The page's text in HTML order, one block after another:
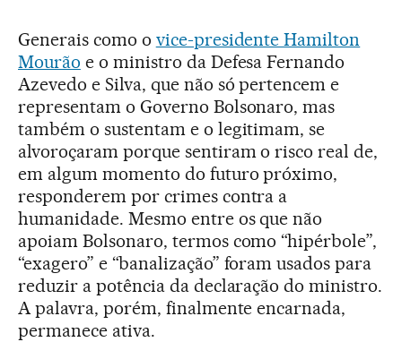
Generais como o vice-presidente Hamilton
Mourão e o ministro da Defesa Fernando
Azevedo e Silva, que não só pertencem e
representam o Governo Bolsonaro, mas
também o sustentam e o legitimam, se
alvoroçaram porque sentiram o risco real de,
em algum momento do futuro próximo,
responderem por crimes contra a
humanidade. Mesmo entre os que não
apoiam Bolsonaro, termos como “hipérbole”,
“exagero” e “banalização” foram usados para
reduzir a potência da declaração do ministro.
A palavra, porém, finalmente encarnada,
permanece ativa.